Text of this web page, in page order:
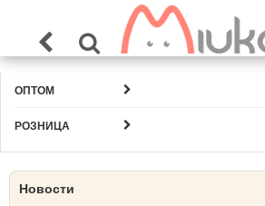
ОПТОМ
РОЗНИЦА
Новости